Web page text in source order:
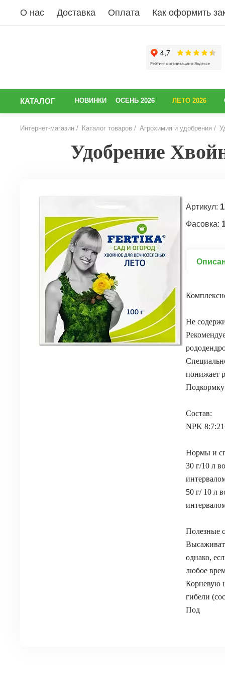
О нас Доставка Оплата Как оформить
КАТАЛОГ НОВИНКИ ОСЕНЬ 2026 ЛЕТО 2026
Интернет-магазин Каталог товаров Агрохимия и удобрения
Удобрение
Артикул:
Фасовка:
Не
понижает
Подкормку
Состав:
NPK
Нормы и
30 г/10 л
50 г/ 10 л
Полезные
однако,
любое
Корневую
гибели
Под